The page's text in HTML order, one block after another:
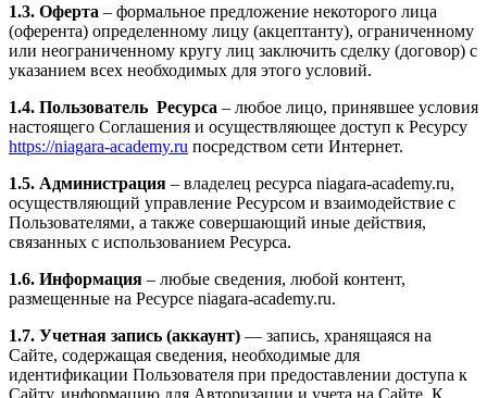
1.3. Оферта – формальное предложение некоторого лица
(оферента) определенному лицу (акцептанту), ограниченному
или неограниченному кругу лиц заключить сделку (договор) с
указанием всех необходимых для этого условий.
1.4. Пользователь Ресурса – любое лицо, принявшее условия
настоящего Соглашения и осуществляющее доступ к Ресурсу
https://niagara-academy.ru посредством сети Интернет.
1.5. Администрация – владелец ресурса niagara-academy.ru,
осуществляющий управление Ресурсом и взаимодействие с
Пользователями, а также совершающий иные действия,
связанных с использованием Ресурса.
1.6. Информация – любые сведения, любой контент,
размещенные на Ресурсе niagara-academy.ru.
1.7. Учетная запись (аккаунт) — запись, хранящаяся на
Сайте, содержащая сведения, необходимые для
идентификации Пользователя при предоставлении доступа к
Сайту, информацию для Авторизации и учета на Сайте. К